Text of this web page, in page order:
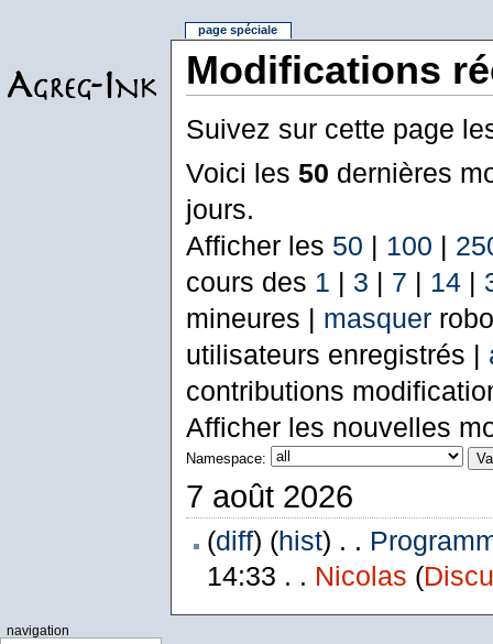
Modifications
Suivez sur cette page
Voici les 50 dernières
jours.
Afficher les 50 | 100 |
cours des 1 | 3 | 7 | 14|
mineures | masquer
utilisateurs enregistrés |
contributions
Afficher les nouvelles
Namespace:
7 août 2026
(diff) (hist) . .
14:33 . . Nicolas (
page spéciale
navigation